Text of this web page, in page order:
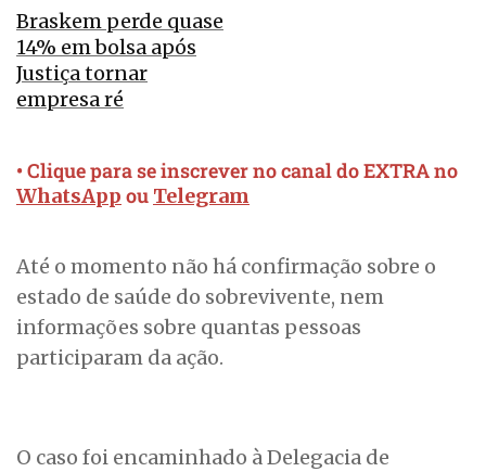
Braskem perde quase
14% em bolsa após
Justiça tornar
empresa ré
• Clique para se inscrever no canal do EXTRA no
WhatsApp ou Telegram
Até o momento não há confirmação sobre o
estado de saúde do sobrevivente, nem
informações sobre quantas pessoas
participaram da ação.
O caso foi encaminhado à Delegacia de